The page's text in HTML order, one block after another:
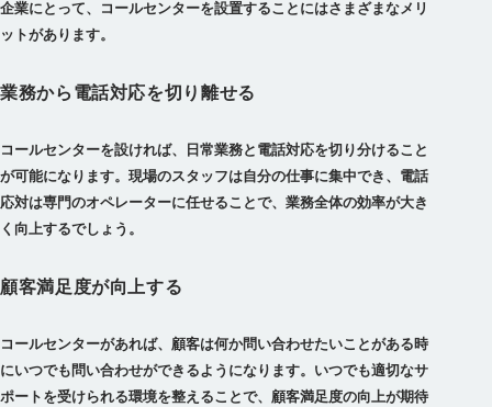
企業にとって、コールセンターを設置することにはさまざまなメリ
ットがあります。
業務から電話対応を切り離せる
コールセンターを設ければ、日常業務と電話対応を切り分けること
が可能になります。 現場のスタッフは自分の仕事に集中でき、電話
応対は専門のオペレーターに任せることで、業務全体の効率が大き
く向上するでしょう。
顧客満足度が向上する
コールセンターがあれば、顧客は何か問い合わせたいことがある時
にいつでも問い合わせができるようになります。 いつでも適切なサ
ポートを受けられる環境を整えることで、顧客満足度の向上が期待